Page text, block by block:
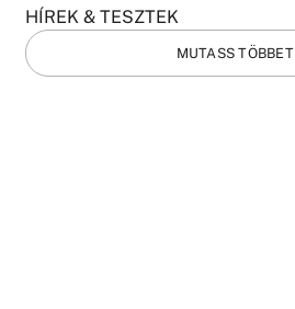
HÍREK & TESZTEK
MUTASS TÖBBET